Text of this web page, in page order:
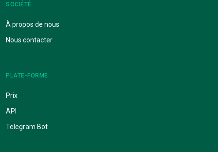
SOCIÉTÉ
À propos de nous
Nous contacter
PLATE-FORME
Prix
API
Telegram Bot